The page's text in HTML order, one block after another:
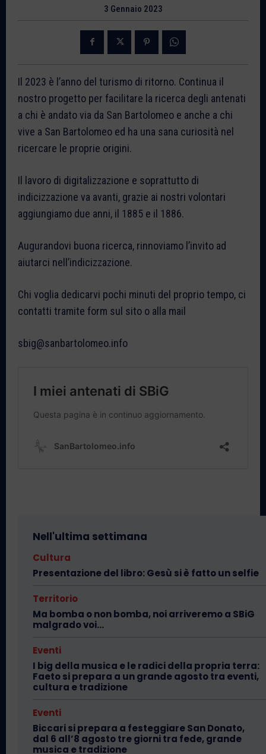
3 Gennaio 2023
Il 2023 è l’anno del turismo di ritorno. Continua il
nostro progetto per facilitare la ricerca degli antenati
a chi è andato via da San Bartolomeo e anche a chi
vive a San Bartolomeo ed ha una sana curiosità nel
ricercare le proprie origini.
Il lavoro di digitalizzazione e soprattutto di
indicizzazione va avanti, grazie ai nostri volontari
aggiungiamo due anni, il 1885 e il 1886.
Augurandovi buona ricerca, rinnoviamo l’invito ad
aiutarci nell’indicizzazione.
Chi voglia dedicarvi pochi minuti del proprio tempo, ci
contatti tramite form sul sito o alla mail
sbig@sanbartolomeo.info
Nell'ultima settimana
Cultura
Presentazione del libro: Gesù si è fatto un selfie
Territorio
Ma bomba o non bomba, noi arriveremo a SBiG
malgrado voi…
Eventi
I big della musica e le radici della propria terra:
Faeto si prepara a un grande agosto tra eventi,
cultura e tradizione
Eventi
Biccari si prepara a festeggiare San Donato,
dal 6 all’8 agosto tre giorni tra fede, grande
musica e tradizione